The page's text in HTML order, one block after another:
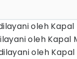
oleh Kapal
oleh
oleh